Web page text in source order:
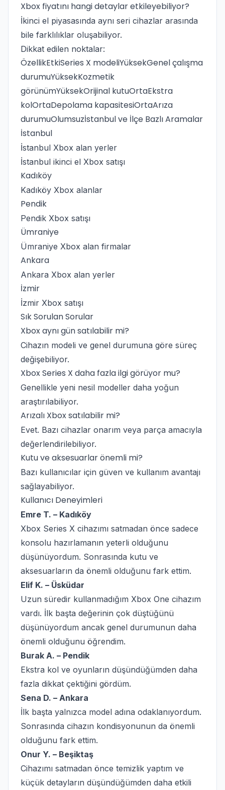
Xbox fiyatını hangi detaylar etkileyebiliyor?
İkinci el piyasasında aynı seri cihazlar arasında
bile farklılıklar oluşabiliyor.
Dikkat edilen noktalar:
ÖzellikEtkiSeries X modeliYüksekGenel çalışma
durumuYüksekKozmetik
görünümYüksekOrijinal kutuOrtaEkstra
kolOrtaDepolama kapasitesiOrtaArıza
durumuOlumsuzİstanbul ve İlçe Bazlı Aramalar
İstanbul
İstanbul Xbox alan yerler
İstanbul ikinci el Xbox satışı
Kadıköy
Kadıköy Xbox alanlar
Pendik
Pendik Xbox satışı
Ümraniye
Ümraniye Xbox alan firmalar
Ankara
Ankara Xbox alan yerler
İzmir
İzmir Xbox satışı
Sık Sorulan Sorular
Xbox aynı gün satılabilir mi?
Cihazın modeli ve genel durumuna göre süreç
değişebiliyor.
Xbox Series X daha fazla ilgi görüyor mu?
Genellikle yeni nesil modeller daha yoğun
araştırılabiliyor.
Arızalı Xbox satılabilir mi?
Evet. Bazı cihazlar onarım veya parça amacıyla
değerlendirilebiliyor.
Kutu ve aksesuarlar önemli mi?
Bazı kullanıcılar için güven ve kullanım avantajı
sağlayabiliyor.
Kullanıcı Deneyimleri
Emre T. – Kadıköy
Xbox Series X cihazımı satmadan önce sadece
konsolu hazırlamanın yeterli olduğunu
düşünüyordum. Sonrasında kutu ve
aksesuarların da önemli olduğunu fark ettim.
Elif K. – Üsküdar
Uzun süredir kullanmadığım Xbox One cihazım
vardı. İlk başta değerinin çok düştüğünü
düşünüyordum ancak genel durumunun daha
önemli olduğunu öğrendim.
Burak A. – Pendik
Ekstra kol ve oyunların düşündüğümden daha
fazla dikkat çektiğini gördüm.
Sena D. – Ankara
İlk başta yalnızca model adına odaklanıyordum.
Sonrasında cihazın kondisyonunun da önemli
olduğunu fark ettim.
Onur Y. – Beşiktaş
Cihazımı satmadan önce temizlik yaptım ve
küçük detayların düşündüğümden daha etkili